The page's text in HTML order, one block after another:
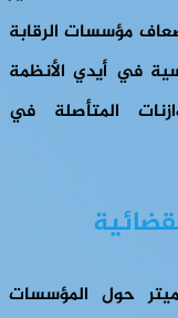
مؤسسات الرقابة
في أيدي الأنظمة
المتأصلة في
حول المؤسسات